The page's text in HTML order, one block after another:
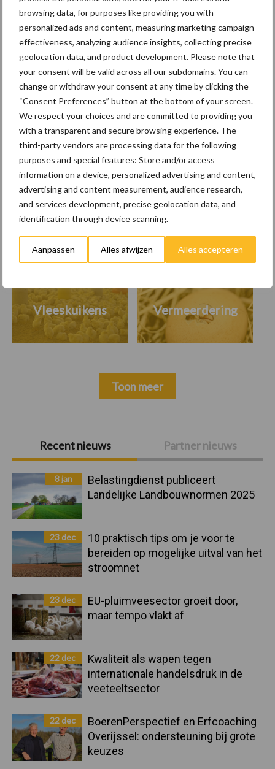
browsing data, for purposes like providing you with
personalized ads and content, measuring marketing campaign
effectiveness, analyzing audience insights, collecting precise
geolocation data, and product development. Please note that
your consent will be valid across all our subdomains. You can
change or withdraw your consent at any time by clicking the
“Consent Preferences” button at the bottom of your screen.
We respect your choices and are committed to providing you
with a transparent and secure browsing experience. The
third-party vendors are processing data for the following
purposes and special features: Store and/or access
information on a device, personalized advertising and content,
advertising and content measurement, audience research,
and services development, precise geolocation data, and
identification through device scanning.
Aanpassen Alles afwijzen Alles accepteren
Primaire
Sidebar
Recent nieuws Partner nieuws
8 jan
Belastingdienst publiceert
Landelijke Landbouwnormen 2025
23 dec
10 praktisch tips om je voor te
bereiden op mogelijke uitval van het
stroomnet
23 dec
EU-pluimveesector groeit door,
maar tempo vlakt af
22 dec
Kwaliteit als wapen tegen
internationale handelsdruk in de
veeteeltsector
22 dec
BoerenPerspectief en Erfcoaching
Overijssel: ondersteuning bij grote
keuzes
Verkoop biologisch voedsel
eerste helft 2025 iets
gestegen
Wat bepaalt de kleur van het
ei?
Themapagina's
Wet en regelgeving Diergezondheid
Vleeskuikens Vermeerdering
Toon meer